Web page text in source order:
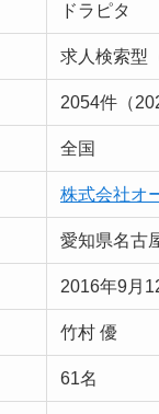
ドラピタ
求人検索型
2054件（
全国
株式会社オ
愛知県名古
2016年9月
竹村 優
61名